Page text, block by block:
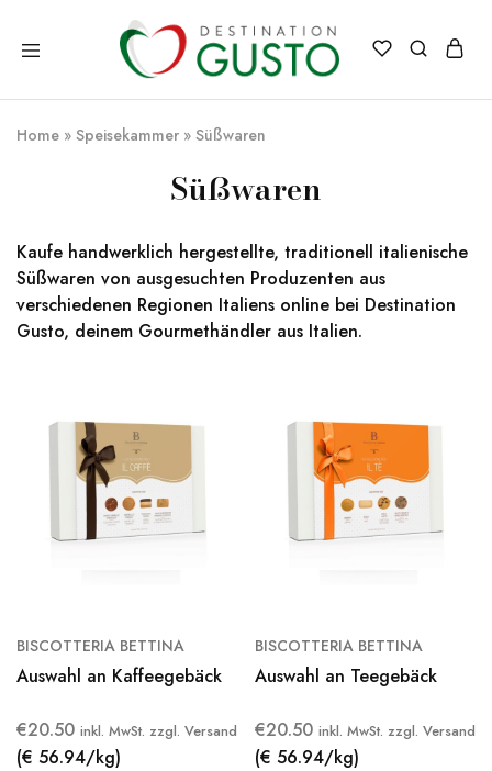
Destination
Gusto
Italienische
Exzellenz
100%
Home » Speisekammer » Süßwaren
Süßwaren
Kaufe handwerklich hergestellte, traditionell italienische
Süßwaren von ausgesuchten Produzenten aus
verschiedenen Regionen Italiens online bei Destination
Gusto, deinem Gourmethändler aus Italien.
BISCOTTERIA BETTINA
Auswahl an Kaffeegebäck
€20.50 inkl. MwSt. zzgl. Versand
(€ 56.94/kg)
BISCOTTERIA BETTINA
Auswahl an Teegebäck
€20.50 inkl. MwSt. zzgl. Versand
(€ 56.94/kg)